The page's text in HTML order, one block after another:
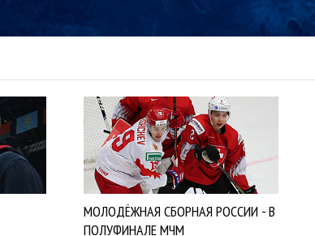
МОЛОДЁЖНАЯ СБОРНАЯ РОССИИ - В
ПОЛУФИНАЛЕ МЧМ